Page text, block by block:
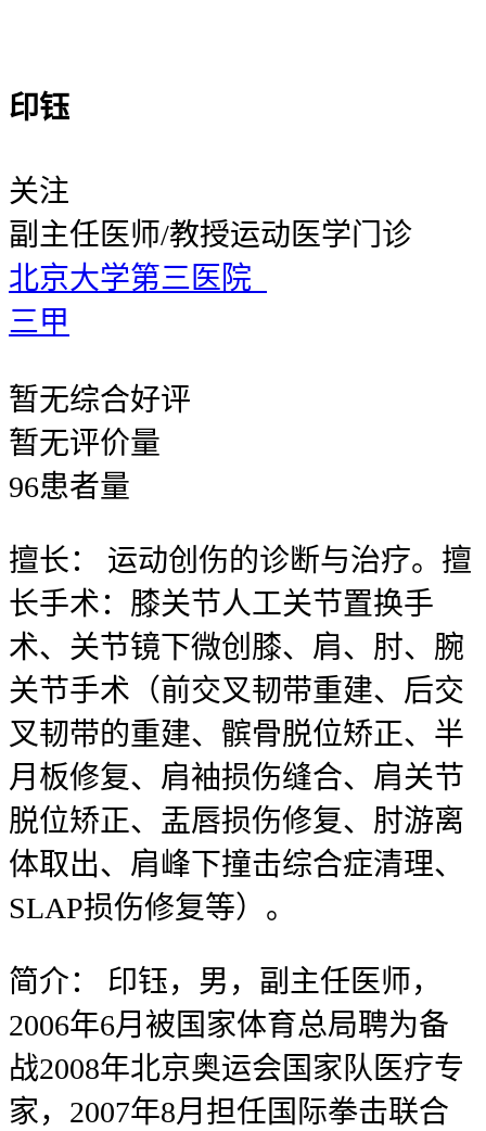
印钰
关注
副主任医师/教授运动医学门诊
北京大学第三医院
三甲
暂无综合好评
暂无评价量
96患者量
擅长：
运动创伤的诊断与治疗。擅
长手术：膝关节人工关节置换手
术、关节镜下微创膝、肩、肘、腕
关节手术（前交叉韧带重建、后交
叉韧带的重建、髌骨脱位矫正、半
月板修复、肩袖损伤缝合、肩关节
脱位矫正、盂唇损伤修复、肘游离
体取出、肩峰下撞击综合症清理、
SLAP损伤修复等）。
简介：
印钰，男，副主任医师，
2006年6月被国家体育总局聘为备
战2008年北京奥运会国家队医疗专
家，2007年8月担任国际拳击联合